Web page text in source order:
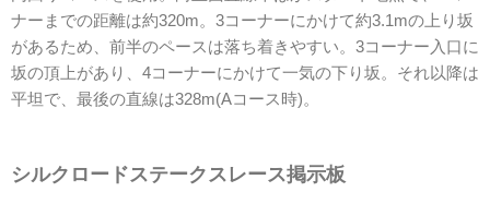
ナーまでの距離は約320m。3コーナーにかけて約3.1mの上り坂
があるため、前半のペースは落ち着きやすい。3コーナー入口に
坂の頂上があり、4コーナーにかけて一気の下り坂。それ以降は
平坦で、最後の直線は328m(Aコース時)。
シルクロードステークスレース掲示板